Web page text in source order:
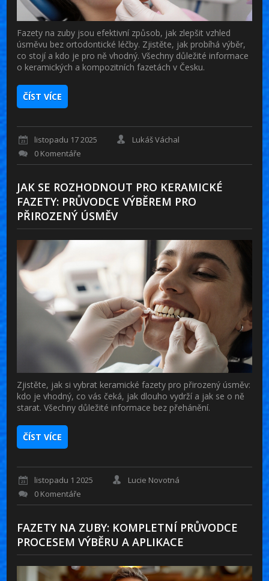
Fazety na zuby jsou efektivní způsob, jak zlepšit vzhled
úsměvu bez ortodontické léčby. Zjistěte, jak probíhá výběr,
co stojí a kdo je pro ně vhodný. Všechny důležité informace
o keramických a kompozitních fazetách v Česku.
ČÍST VÍCE
listopadu 17 2025
Lukáš Váchal
0 Komentáře
JAK SE ROZHODNOUT PRO KERAMICKÉ
FAZETY: PRŮVODCE VÝBĚREM PRO
PŘIROZENÝ ÚSMĚV
Zjistěte, jak si vybrat keramické fazety pro přirozený úsměv:
kdo je vhodný, co vás čeká, jak dlouho vydrží a jak se o ně
starat. Všechny důležité informace bez přehánění.
ČÍST VÍCE
listopadu 1 2025
Lucie Novotná
0 Komentáře
FAZETY NA ZUBY: KOMPLETNÍ PRŮVODCE
PROCESEM VÝBĚRU A APLIKACE